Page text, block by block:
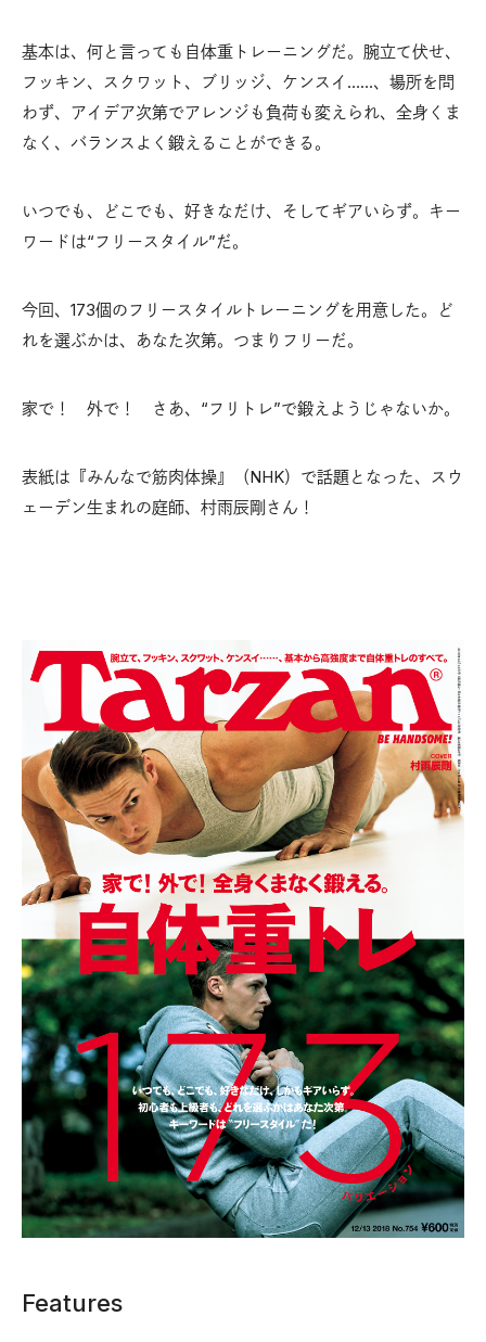
基本は、何と言っても自体重トレーニングだ。腕立て伏せ、
フッキン、スクワット、ブリッジ、ケンスイ……、場所を問
わず、アイデア次第でアレンジも負荷も変えられ、全身くま
なく、バランスよく鍛えることができる。
いつでも、どこでも、好きなだけ、そしてギアいらず。キー
ワードは“フリースタイル”だ。
今回、173個のフリースタイルトレーニングを用意した。ど
れを選ぶかは、あなた次第。つまりフリーだ。
家で！ 外で！ さあ、“フリトレ”で鍛えようじゃないか。
表紙は『みんなで筋肉体操』（NHK）で話題となった、スウ
ェーデン生まれの庭師、村雨辰剛さん！
Features